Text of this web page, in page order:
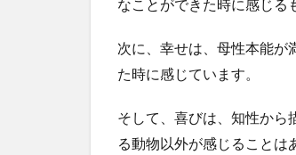
なことができた時に感じる
次に、幸せは、母性本能が
た時に感じています。
そして、喜びは、知性から
る動物以外が感じることは